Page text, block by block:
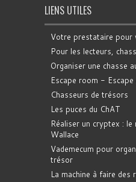
LIENS UTILES
Votre prestataire pour
Pour les lecteurs,
Organiser une chasse
Escape room - Escape
Chasseurs de trésors
Les puces du ChAT
Réaliser un cryptex : le
Wallace
Vademecum pour
trésor
La machine à faire des